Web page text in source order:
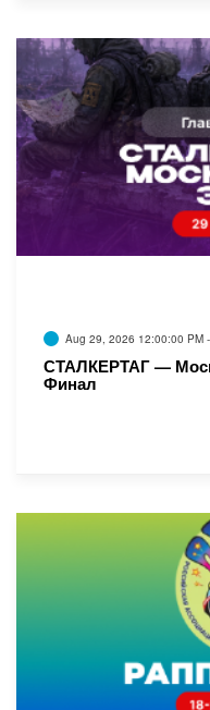
Aug 29, 2026 12:00:00 PM
СТАЛКЕРТАГ —
Финал